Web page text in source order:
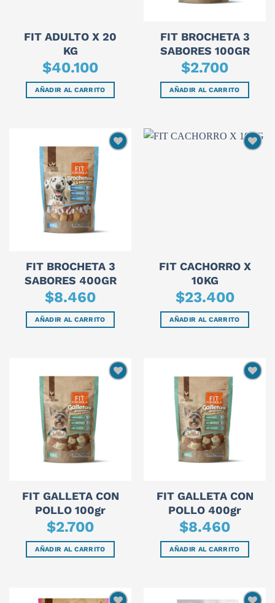
FIT ADULTO X 20
KG
$40.100
AÑADIR AL CARRITO
FIT BROCHETA 3
SABORES 100GR
$2.700
AÑADIR AL CARRITO
FIT BROCHETA 3
SABORES 400GR
$8.460
AÑADIR AL CARRITO
FIT CACHORRO X
10KG
$23.400
AÑADIR AL CARRITO
FIT GALLETA CON
POLLO 100gr
$2.700
AÑADIR AL CARRITO
FIT GALLETA CON
POLLO 400gr
$8.460
AÑADIR AL CARRITO